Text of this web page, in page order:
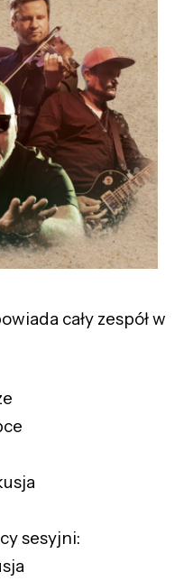
cały zespół w
sesyjni: